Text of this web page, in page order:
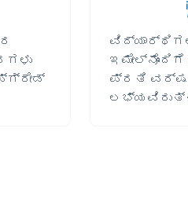
ಪ್ರತಿ ವರ್ಷ